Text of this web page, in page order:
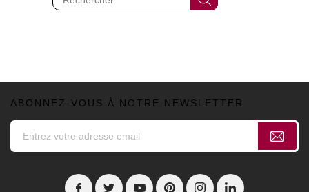
ABONNEZ-VOUS À NOTRE NEWSLETTER